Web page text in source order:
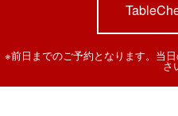
※前日までのご予約となります。当
さ